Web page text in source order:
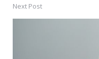
Next Post